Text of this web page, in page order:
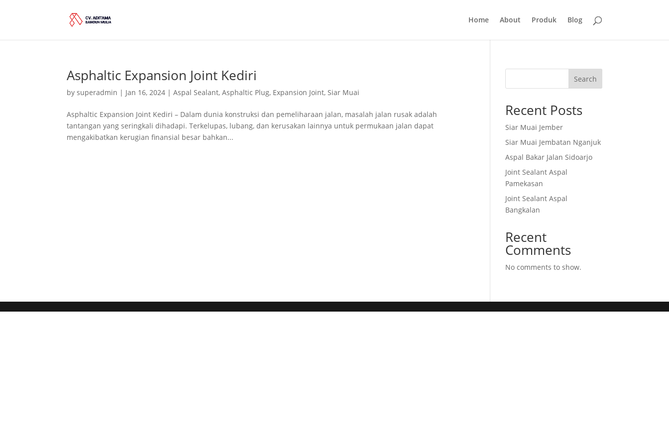
Home About Produk Blog
Asphaltic Expansion Joint Kediri
bysuperadmin | Jan 16, 2024 |Aspal Sealant,Asphaltic Plug, Expansion Joint,Siar Muai
Asphaltic Expansion Joint Kediri – Dalam dunia konstruksi dan pemeliharaan jalan, masalah jalan rusak adalah
tantangan yang seringkali dihadapi. Terkelupas, lubang, dan kerusakan lainnya untuk permukaan jalan dapat
mengakibatkan kerugian finansial besar bahkan...
Search
Recent Posts
Siar Muai Jember
Siar Muai Jembatan Nganjuk
Aspal Bakar Jalan Sidoarjo
Joint Sealant Aspal
Pamekasan
Joint Sealant Aspal
Bangkalan
Recent
Comments
No comments to show.